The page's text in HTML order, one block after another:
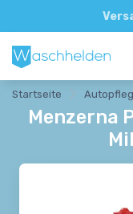
Direkte
Startseite
Menzerna